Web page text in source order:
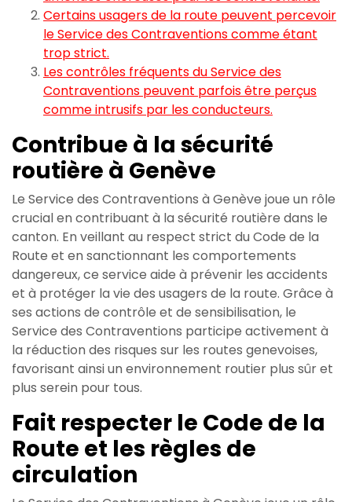
Certains usagers de la route peuvent percevoir
le Service des Contraventions comme étant
trop strict.
Les contrôles fréquents du Service des
Contraventions peuvent parfois être perçus
comme intrusifs par les conducteurs.
Contribue à la sécurité
routière à Genève
Le Service des Contraventions à Genève joue un rôle
crucial en contribuant à la sécurité routière dans le
canton. En veillant au respect strict du Code de la
Route et en sanctionnant les comportements
dangereux, ce service aide à prévenir les accidents
et à protéger la vie des usagers de la route. Grâce à
ses actions de contrôle et de sensibilisation, le
Service des Contraventions participe activement à
la réduction des risques sur les routes genevoises,
favorisant ainsi un environnement routier plus sûr et
plus serein pour tous.
Fait respecter le Code de la
Route et les règles de
circulation